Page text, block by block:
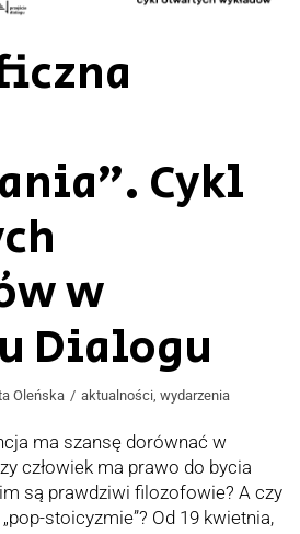
Cykl
w
Dialogu
Oleńska aktualności, wydarzenia
ma szansę dorównać w
człowiek ma prawo do bycia
są prawdziwi filozofowie? A czy
stoicyzmie”? Od 19 kwietnia,